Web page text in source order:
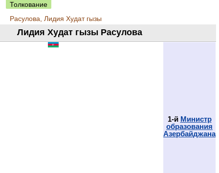
Толкование
Расулова, Лидия Худат гызы
Лидия Худат гызы Расулова
1-й Министр
образования
Азербайджана